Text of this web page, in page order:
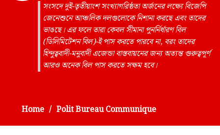
সংসদে দুই-তৃতীয়াংশ সংখ্যাগরিষ্ঠতা অর্জনের লক্ষ্যে বিজেপি
জেনেশুনে আঞ্চলিক দলগুলোকে নিশানা করছে এবং তাদের
ভাঙছে। এর ফলে তারা কেবল সীমানা পুনর্নির্ধারণ বিল
(ডিলিমিটেশন বিল)-ই পাস করতে পারবে না, বরং তাদের
হিন্দুত্ববাদী-মনুবাদী এজেন্ডা বাস্তবায়নের জন্য অত্যন্ত গুরুত্বপূর্ণ
আরও অনেক বিল পাস করতে সক্ষম হবে।
Home Polit Bureau Communique